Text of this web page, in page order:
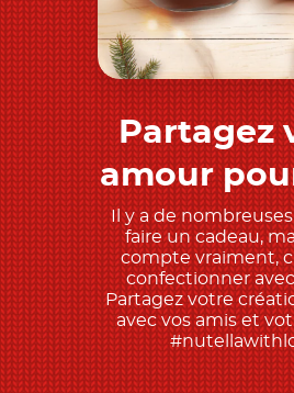
Découvrez
Partagez
amour
Il y a de
faire un cadeau,
compte vraiment,
confectionner
Partagez votre
avec vos amis et